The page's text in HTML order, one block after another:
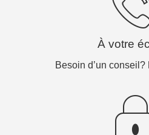
À votre
Besoin d’un